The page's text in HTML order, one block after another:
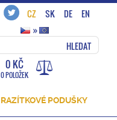
CZ SK DE
EN
»
HLEDAT
0 KČ
0 POLOŽEK
RAZÍTKOVÉ PODUŠKY